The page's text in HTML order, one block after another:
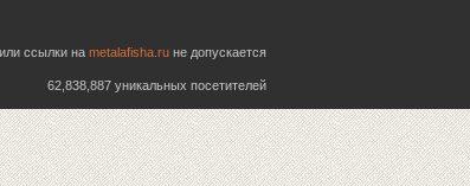
ссылки на metalafisha.ru не допускается
62,838,887 уникальных посетителей